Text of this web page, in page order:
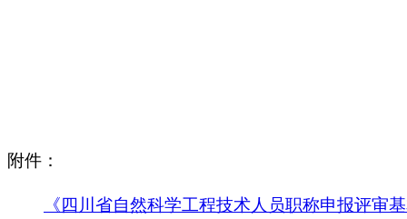
附件：
《四川省自然科学工程技术人员职称申报评审